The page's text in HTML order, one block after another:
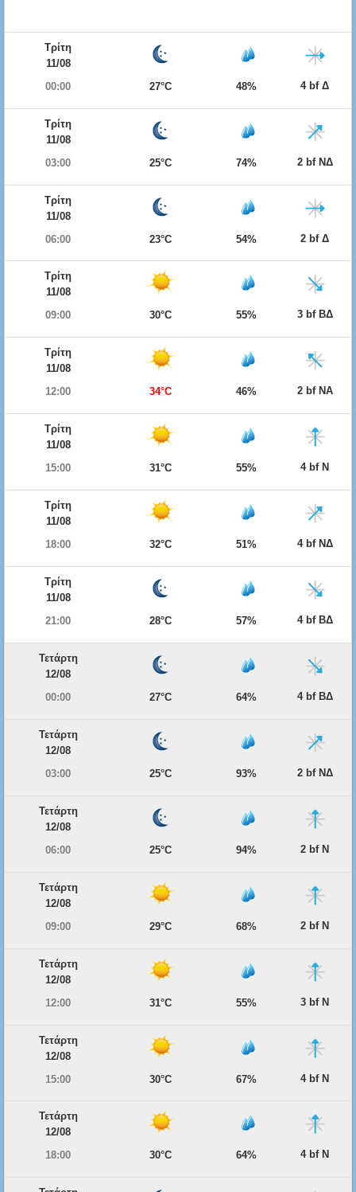
Τρίτη
11/08
00:00
27°C 48% 4 bf Δ
Τρίτη
11/08
03:00
25°C 74% 2 bf ΝΔ
Τρίτη
11/08
06:00
23°C 54% 2 bf Δ
Τρίτη
11/08
09:00
30°C 55% 3 bf ΒΔ
Τρίτη
11/08
12:00
34°C 46% 2 bf ΝΑ
Τρίτη
11/08
15:00
31°C 55% 4 bf Ν
Τρίτη
11/08
18:00
32°C 51% 4 bf ΝΔ
Τρίτη
11/08
21:00
28°C 57% 4 bf ΒΔ
Τετάρτη
12/08
00:00
27°C 64% 4 bf ΒΔ
Τετάρτη
12/08
03:00
25°C 93% 2 bf ΝΔ
Τετάρτη
12/08
06:00
25°C 94% 2 bf Ν
Τετάρτη
12/08
09:00
29°C 68% 2 bf Ν
Τετάρτη
12/08
12:00
31°C 55% 3 bf Ν
Τετάρτη
12/08
15:00
30°C 67% 4 bf Ν
Τετάρτη
12/08
18:00
30°C 64% 4 bf Ν